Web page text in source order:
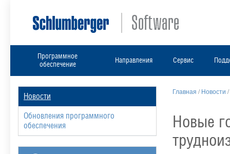
Программное
обеспечение
Направления Сервис
Новости
Обновления программного
обеспечения
Главная /Новости /
Новые